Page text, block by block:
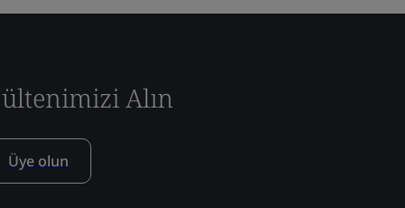
Alın
Üye olun